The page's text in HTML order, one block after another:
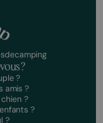
?
?
amis ?
?
?
?